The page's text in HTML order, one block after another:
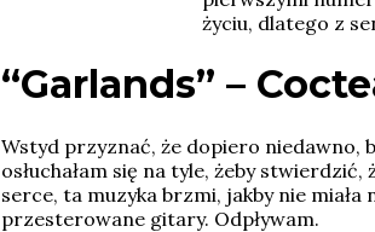
życiu, dlatego z
“Garlands” –
Wstyd przyznać, że dopiero niedawno,
osłuchałam się na tyle, żeby
serce, ta muzyka brzmi, jakby nie
przesterowane gitary. Odpływam.